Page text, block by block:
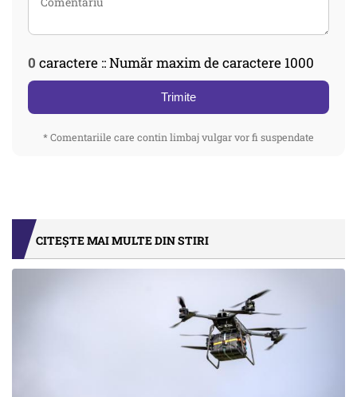
0 caractere :: Număr maxim de caractere 1000
Trimite
* Comentariile care contin limbaj vulgar vor fi suspendate
CITEȘTE MAI MULTE DIN STIRI